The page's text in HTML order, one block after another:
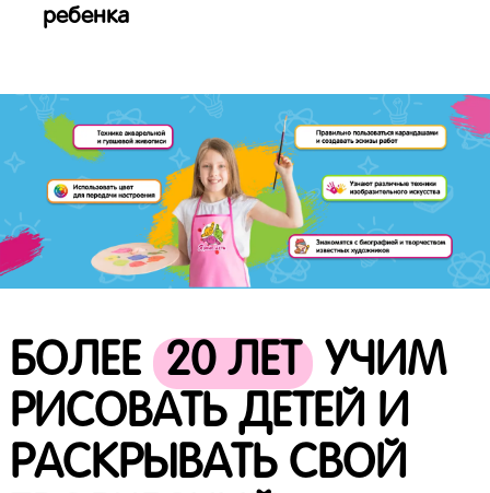
ребенка
БОЛЕЕ 20 ЛЕТ УЧИМ
РИСОВАТЬ ДЕТЕЙ И
РАСКРЫВАТЬ СВОЙ